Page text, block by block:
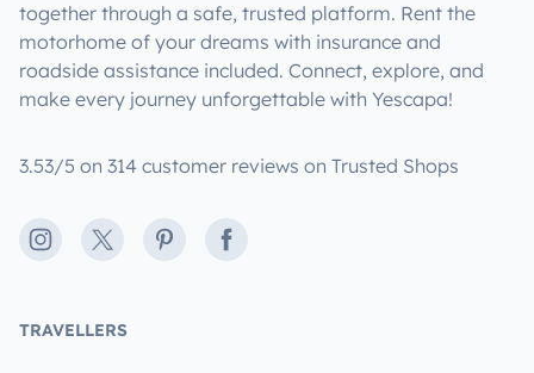
together through a safe, trusted platform. Rent the
motorhome of your dreams with insurance and
roadside assistance included. Connect, explore, and
make every journey unforgettable with Yescapa!
3.53/5 on 314 customer reviews on Trusted Shops
Instagram
X PinterestFacebook
TRAVELLERS